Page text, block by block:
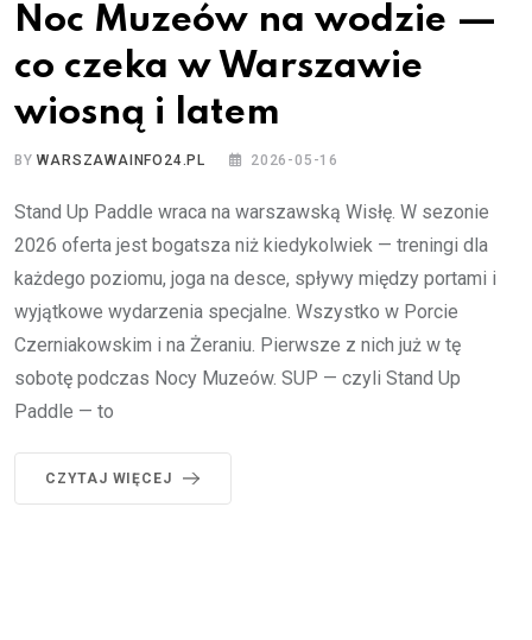
Noc Muzeów na wodzie —
co czeka w Warszawie
wiosną i latem
BYWARSZAWAINFO24.PL 2026-05-16
Stand Up Paddle wraca na warszawską Wisłę. W sezonie
2026 oferta jest bogatsza niż kiedykolwiek — treningi dla
każdego poziomu, joga na desce, spływy między portami i
wyjątkowe wydarzenia specjalne. Wszystko w Porcie
Czerniakowskim i na Żeraniu. Pierwsze z nich już w tę
sobotę podczas Nocy Muzeów. SUP — czyli Stand Up
Paddle — to
CZYTAJ WIĘCEJ